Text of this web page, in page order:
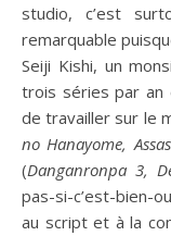
studio, c’est
remarquable
Seiji Kishi, un
trois séries par
de travailler sur le
no Hanayome,
(Danganronpa 3,
pas-si-c’est-bien-
au script et à la